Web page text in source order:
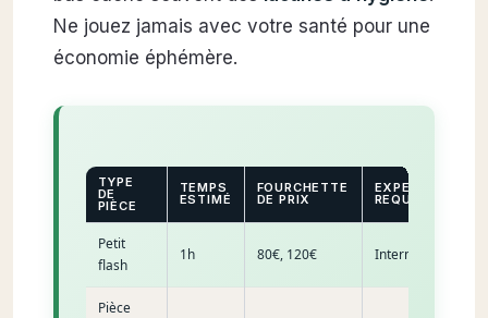
Ne jouez jamais avec votre santé pour une
économie éphémère.
TYPE
DE
PIÈCE
TEMPS
ESTIMÉ
FOURCHETTE
DE PRIX
EXPERTISE
REQUISE
Petit
flash
1h 80€, 120€ Intermédiaire
Pièce